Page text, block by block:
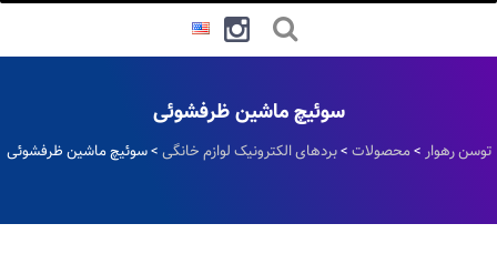
سوئیچ ماشین ظرفشوئی
توسن رهوار >محصولات>بردهای الکترونیک لوازم خانگی>سوئیچ ماشین ظرفشوئی